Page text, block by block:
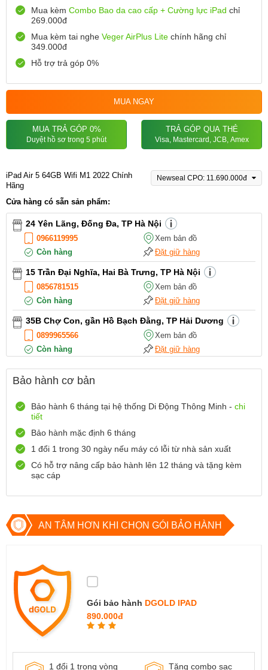
Mua kèm Combo Bao da cao cấp + Cường lực iPad chỉ
269.000đ
Mua kèm tai nghe Veger AirPlus Lite chính hãng chỉ
349.000đ
Hỗ trợ trả góp 0%
MUA NGAY
MUA TRẢ GÓP 0%
Duyệt hồ sơ trong 5 phút
TRẢ GÓP QUA THẺ
Visa, Mastercard, JCB, Amex
iPad Air 5 64GB Wifi M1 2022 Chính
Hãng
Newseal CPO: 11.690.000đ
Cửa hàng có sẵn sản phẩm:
24 Yên Lãng, Đống Đa, TP Hà Nội
0966119995
Xem bản đồ
Còn hàng
Đặt giữ hàng
15 Trần Đại Nghĩa, Hai Bà Trưng, TP Hà Nội
0856781515
Xem bản đồ
Còn hàng
Đặt giữ hàng
35B Chợ Con, gần Hồ Bạch Đằng, TP Hải Dương
0899965566
Xem bản đồ
Còn hàng
Đặt giữ hàng
12 Điện Biên Phủ, TP Hải Phòng
0916551212
Số 72 Trần Thành Ngọ,TP Hải Phòng
0888667272
Còn hàng
Đặt giữ hàng
699 Lê Hồng Phong , Quận 10, TP Hồ Chí Minh
0971699701
Còn hàng
Đặt giữ hàng
Bảo hành cơ bản
Bảo hành 6 tháng tại hệ thống Di Động Thông Minh - chi
tiết
Bảo hành mặc định 6 tháng
1 đổi 1 trong 30 ngày nếu máy có lỗi từ nhà sản xuất
Có hỗ trợ nâng cấp bảo hành lên 12 tháng và tặng kèm
sạc cáp
AN TÂM HƠN KHI CHỌN GÓI BẢO HÀNH
Gói bảo hành DGOLD IPAD
890.000đ
1 đổi 1 trong vòng Tặng combo sạc